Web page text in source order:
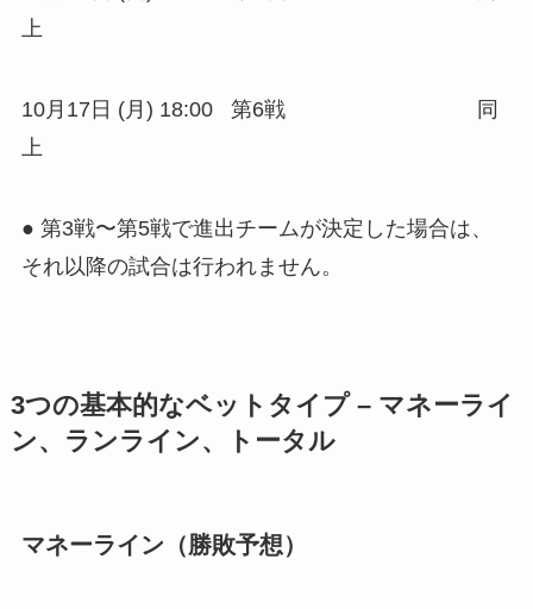
上
10月17日 (月) 18:00 第6戦 同
上
● 第3戦〜第5戦で進出チームが決定した場合は、
それ以降の試合は行われません。
3つの基本的なベットタイプ – マネーライ
ン、ランライン、トータル
マネーライン（勝敗予想）